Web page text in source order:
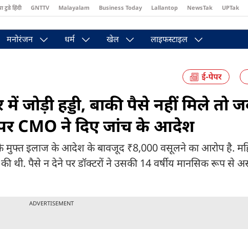
टुडे हिंदी GNTTV Malayalam Business Today Lallantop NewsTak UPTak
मनोरंजन धर्म खेल लाइफस्टाइल
जोड़ी हड्डी, बाकी पैसे नहीं मिले तो
पर CMO ने दिए जांच के आदेश
के मुफ्त इलाज के आदेश के बावजूद ₹8,000 वसूलने का आरोप है.
थी. पैसे न देने पर डॉक्टरों ने उसकी 14 वर्षीय मानसिक रूप से
ADVERTISEMENT